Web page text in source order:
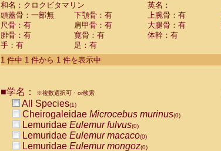
CebidaeSaguinus nigricollis (1)
Cebidae Saguinus oedipus
Cebidae Saguinus weddelli
Cebidae Saguinusspp.
Cebidae Aotus trivirgatus
Cebidae Cebus albifrons
CebidaeCebus nigrivittatus
CebidaeCebus
CebidaeSaimiri boliviensis(0)
CebidaeSaimiri sciureus(0)
AtelidaeAlouatta caraya(0)
AtelidaeAlouatta fusca(0)
和名：クロクビタマリン
英名：
頭蓋骨：一部無
下顎骨：有 上腕骨：有
尺骨：有
肩甲骨：有 大腿骨：有
腓骨：有
寛骨：有
体幹：有
手：有
足：有
1 件中 1 件から 1 件を表示中
■学名： ※複数選択可・or検索
All Species(1)
Cheirogaleidae Microcebus murinus(0)
Lemuridae Eulemur fulvus(0)
Lemuridae Eulemur macaco(0)
Lemuridae Eulemur mongoz(0)